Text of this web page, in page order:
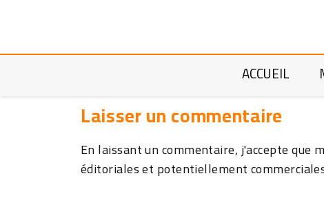
ACCUEIL
Laisser un commentaire
En laissant un commentaire, j'accepte que
éditoriales et potentiellement